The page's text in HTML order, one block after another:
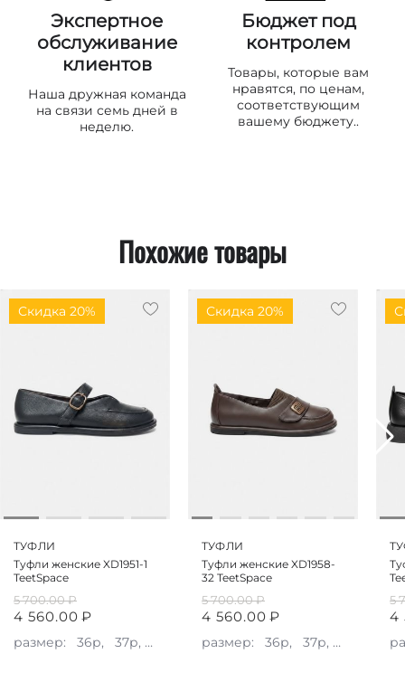
Экспертное
обслуживание
клиентов
Наша дружная команда
на связи семь дней в
неделю.
Бюджет под
контролем
Товары, которые вам
нравятся, по ценам,
соответствующим
вашему бюджету..
Похожие товары
Скидка 20%
ТУФЛИ
Туфли женские XD1951-1
TeetSpace
5 700.00₽
4 560.00 ₽
размер: 36р, 37р, 38р, 39р, 40р
Скидка 20%
ТУФЛИ
Туфли женские XD1958-
32 TeetSpace
5 700.00₽
4 560.00 ₽
размер: 36р, 37р, 38р,
5
4